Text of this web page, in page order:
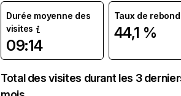
Durée moyenne des
visites
09:14
Taux de rebond
44,1 %
Total des visites durant les 3